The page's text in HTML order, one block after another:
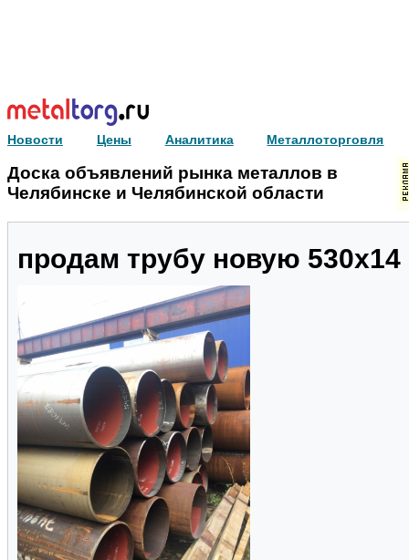
Новости Цены Аналитика Металлоторговля
Доска объявлений рынка металлов в
Челябинске и Челябинской области
продам трубу новую 530х14